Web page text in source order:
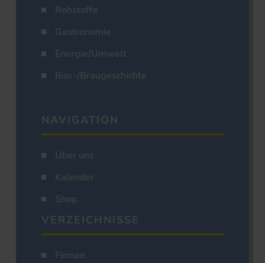
Rohstoffe
Gastronomie
Energie/Umwelt
Bier-/Braugeschichte
NAVIGATION
Über uns
Kalender
Shop
VERZEICHNISSE
Firmen